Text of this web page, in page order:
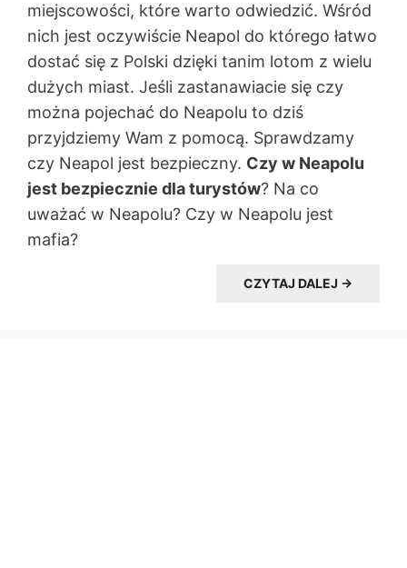
miejscowości, które warto odwiedzić. Wśród
nich jest oczywiście Neapol do którego łatwo
dostać się z Polski dzięki tanim lotom z wielu
dużych miast. Jeśli zastanawiacie się czy
można pojechać do Neapolu to dziś
przyjdziemy Wam z pomocą. Sprawdzamy
czy Neapol jest bezpieczny. Czy w Neapolu
jest bezpiecznie dla turystów? Na co
uważać w Neapolu? Czy w Neapolu jest
mafia?
CZYTAJ DALEJ →